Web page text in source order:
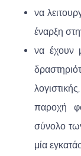
να
έναρξη
να έχουν
παροχή
σύνολο
μία